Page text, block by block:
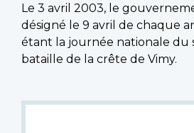
Le 3 avril 2003, le
désigné le 9 avril de chaque
étant la journée nationale du
bataille de la crête de Vimy.